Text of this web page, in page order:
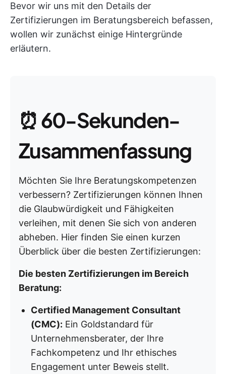
Bevor wir uns mit den Details der
Zertifizierungen im Beratungsbereich befassen,
wollen wir zunächst einige Hintergründe
erläutern.
⏰60-Sekunden-
Zusammenfassung
Möchten Sie Ihre Beratungskompetenzen
verbessern? Zertifizierungen können Ihnen
die Glaubwürdigkeit und Fähigkeiten
verleihen, mit denen Sie sich von anderen
abheben. Hier finden Sie einen kurzen
Überblick über die besten Zertifizierungen:
Die besten Zertifizierungen im Bereich
Beratung:
Certified Management Consultant
(CMC): Ein Goldstandard für
Unternehmensberater, der Ihre
Fachkompetenz und Ihr ethisches
Engagement unter Beweis stellt.